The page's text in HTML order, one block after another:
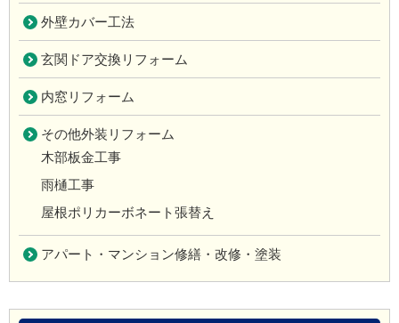
外壁カバー工法
玄関ドア交換リフォーム
内窓リフォーム
その他外装リフォーム
木部板金工事
雨樋工事
屋根ポリカーボネート張替え
アパート・マンション修繕・改修・塗装